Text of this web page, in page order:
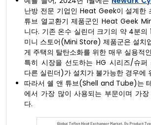
난방 전문 기업인 Heat Geek이 설계한
튜브 열교환기 제품군인 Heat Geek
니다. 기존 온수 실린더 크기의 약 4분의
미니 스토어(Mini Store) 제품군은 설치
게 주택의 탈탄소화를 위한 매우 실용적
특히 시장을 선도하는 HG 시리즈/슈퍼
다른 실린더)가 설치가 불가능한 경우에
따라서 쉘 앤 튜브(Shell and Tube)는
에서 가장 많이 사용되는 부문이며 가
다.